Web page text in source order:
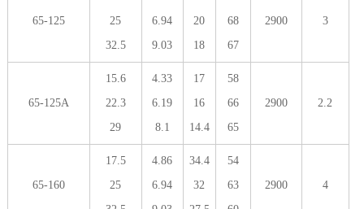
65-125
25
32.5
6.94
9.03
20
18
68
67
2900 3
65-125A
15.6
22.3
29
4.33
6.19
8.1
17
16
14.4
58
66
65
2900 2.2
65-160
17.5
25
4.86
6.94
34.4
32
54
63
2900 4